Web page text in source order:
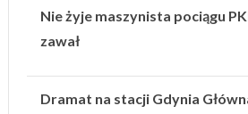
Nie żyje maszynista pociągu
zawał
Dramat na stacji Gdynia